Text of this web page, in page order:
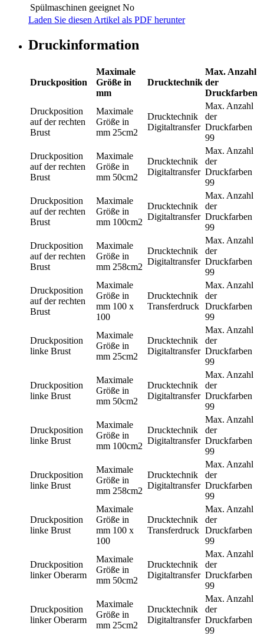
Spülmaschinen geeignet No
Laden Sie diesen Artikel als PDF herunter
Druckinformation
Druckposition
Maximale
Größe in
mm
Drucktechnik
Max. Anzahl
der
Druckfarben
Druckposition
auf der rechten
Brust
Maximale
Größe in
mm 25cm2
Drucktechnik
Digitaltransfer
Max. Anzahl
der
Druckfarben
99
Druckposition
auf der rechten
Brust
Maximale
Größe in
mm 50cm2
Drucktechnik
Digitaltransfer
Max. Anzahl
der
Druckfarben
99
Druckposition
auf der rechten
Brust
Maximale
Größe in
mm 100cm2
Drucktechnik
Digitaltransfer
Max. Anzahl
der
Druckfarben
99
Druckposition
auf der rechten
Brust
Maximale
Größe in
mm 258cm2
Drucktechnik
Digitaltransfer
Max. Anzahl
der
Druckfarben
99
Druckposition
auf der rechten
Brust
Maximale
Größe in
mm 100 x
100
Drucktechnik
Transferdruck
Max. Anzahl
der
Druckfarben
99
Druckposition
linke Brust
Maximale
Größe in
mm 25cm2
Drucktechnik
Digitaltransfer
Max. Anzahl
der
Druckfarben
99
Druckposition
linke Brust
Maximale
Größe in
mm 50cm2
Drucktechnik
Digitaltransfer
Max. Anzahl
der
Druckfarben
99
Druckposition
linke Brust
Maximale
Größe in
mm 100cm2
Drucktechnik
Digitaltransfer
Max. Anzahl
der
Druckfarben
99
Druckposition
linke Brust
Maximale
Größe in
mm 258cm2
Drucktechnik
Digitaltransfer
Max. Anzahl
der
Druckfarben
99
Druckposition
linke Brust
Maximale
Größe in
mm 100 x
100
Drucktechnik
Transferdruck
Max. Anzahl
der
Druckfarben
99
Druckposition
linker Oberarm
Maximale
Größe in
mm 50cm2
Drucktechnik
Digitaltransfer
Max. Anzahl
der
Druckfarben
99
Druckposition
linker Oberarm
Maximale
Größe in
mm 25cm2
Drucktechnik
Digitaltransfer
Max. Anzahl
der
Druckfarben
99